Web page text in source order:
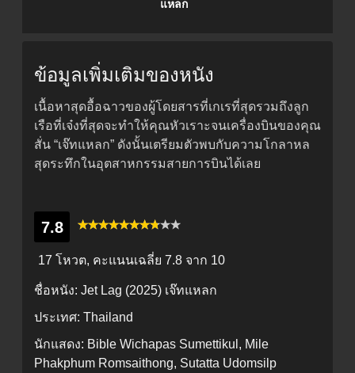
แหลก
ข้อมูลเพิ่มเติมของหนัง
เนื้อหาสุดอื้อฉาวของผู้โดยสารที่เกเรที่สุดรวมถึงลูก
เรือที่เจ๋งที่สุดจะทำให้คุณหัวเราะจนเครื่องบินของคุณ
สั่น “เจ๊ทแหลก” ดังนั้นเตรียมตัวพบกับความโกลาหล
สุดระทึกในอุตสาหกรรมสายการบินได้เลย
7.8
17 โหวต, คะแนนเฉลี่ย 7.8 จาก 10
ชื่อหนัง: Jet Lag (2025) เจ๊ทแหลก
ประเทศ: Thailand
นักแสดง: Bible Wichapas Sumettikul, Mile
Phakphum Romsaithong, Sutatta Udomsilp